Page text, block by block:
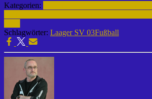
Kategorien:
Schlagwörter: Laager SV 03Fußball